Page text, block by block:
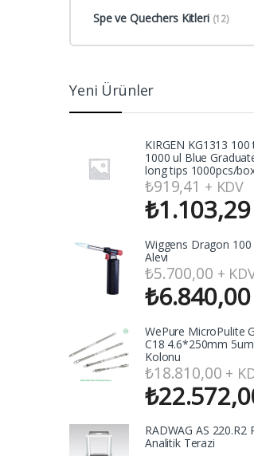
Spe ve Quechers Kitleri (12)
Yeni Ürünler
KIRGEN KG1313 100
1000 ul Blue
long tips 1000pcs/
₺919,41 + KDV
₺1.103,29
Wiggens Dragon 100
Alevi
₺5.700,00 +
₺6.840,00
WePure MicroPulite
C18 4.6*250mm 5um
Kolonu
₺18.810,00 +
₺
RADWAG AS 220.R2
Analitik Terazi